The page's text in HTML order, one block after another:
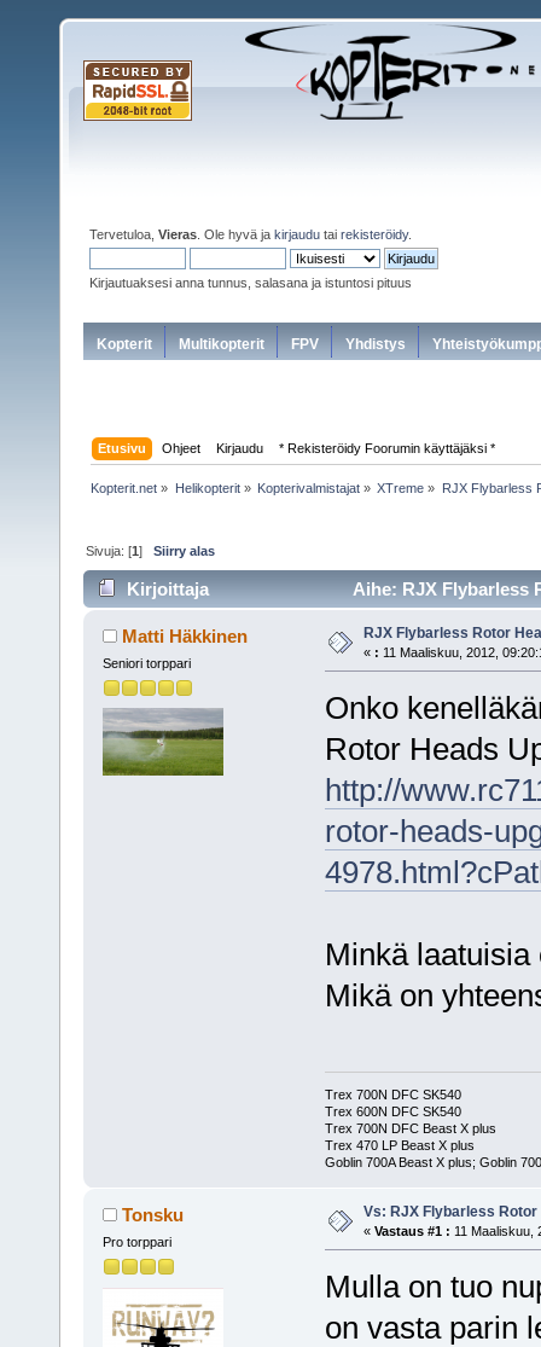
Tervetuloa, Vieras . Ole hyvä ja kirjaudu tai rekisteröidy.
Kirjautuaksesi anna tunnus, salasana ja istuntosi pituus
Kopterit Multikopterit FPV Yhdistys
Etusivu Ohjeet Kirjaudu * Rekisteröidy Foorumin käyttäjäksi *
Kopterit.net » Helikopterit» Kopterivalmistajat» XTreme » RJX Flybarless
Sivuja: [1]Siirry alas
Kirjoittaja Aihe: RJX Flybarless
Matti Häkkinen
Seniori torppari
RJX Flybarless Rotor
« : 11 Maaliskuu, 2012,
Onko
Rotor Heads
http://
rotor-heads-
Minkä laatuisia
Mikä on
Trex 700N DFC SK540
Trex 600N DFC SK540
Trex 700N DFC Beast X plus
Trex 470 LP Beast X plus
Goblin 700A Beast X plus; Goblin
Tonsku
Pro torppari
Vs: RJX Flybarless Rotor
« Vastaus #1 : 11 Maaliskuu,
Mulla on tuo
on vasta parin